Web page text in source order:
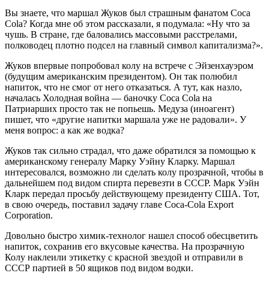
Вы знаете, что маршал Жуков был страшным фанатом Coca
Cola? Когда мне об этом рассказали, я подумала: «Ну что за
чушь. В стране, где баловались массовыми расстрелами,
полководец плотно подсел на главный символ капитализма?».
Жуков впервые попробовал колу на встрече с Эйзенхауэром
(будущим американским президентом). Он так полюбил
напиток, что не смог от него отказаться. А тут, как назло,
началась Холодная война — баночку Coca Cola на
Патриарших просто так не попьешь. Медуза (иноагент)
пишет, что «другие напитки маршала уже не радовали». У
меня вопрос: а как же водка?
Жуков так сильно страдал, что даже обратился за помощью к
американскому генералу Марку Уэйну Кларку. Маршал
интересовался, возможно ли сделать колу прозрачной, чтобы в
дальнейшем под видом спирта перевезти в СССР. Марк Уэйн
Кларк передал просьбу действующему президенту США. Тот,
в свою очередь, поставил задачу главе Coca-Cola Export
Corporation.
Довольно быстро химик-технолог нашел способ обесцветить
напиток, сохранив его вкусовые качества. На прозрачную
Колу наклеили этикетку с красной звездой и отправили в
СССР партией в 50 ящиков под видом водки.